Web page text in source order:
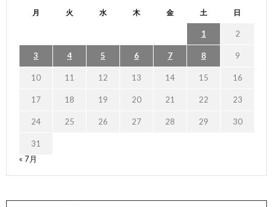
月 火 水 木 金 土 日
1 2
3 4 5 6 7 8 9
10 11 12 13 14 15 16
17 18 19 20 21 22 23
24 25 26 27 28 29 30
31
« 7月